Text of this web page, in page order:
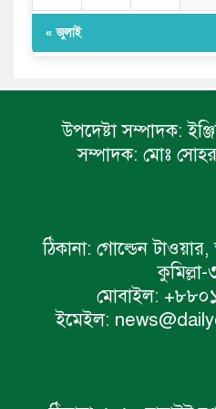
« জুলাই
উপদেষ্টা সম্পাদক:
সম্পাদক: মোঃ
ঠিকানা: গোল্ডেন
মোবাইল:
ইমেইল: